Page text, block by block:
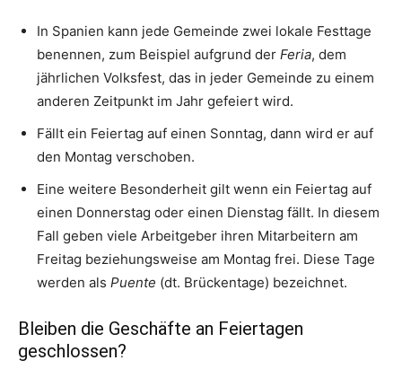
In Spanien kann jede Gemeinde zwei lokale Festtage
benennen, zum Beispiel aufgrund der Feria, dem
jährlichen Volksfest, das in jeder Gemeinde zu einem
anderen Zeitpunkt im Jahr gefeiert wird.
Fällt ein Feiertag auf einen Sonntag, dann wird er auf
den Montag verschoben.
Eine weitere Besonderheit gilt wenn ein Feiertag auf
einen Donnerstag oder einen Dienstag fällt. In diesem
Fall geben viele Arbeitgeber ihren Mitarbeitern am
Freitag beziehungsweise am Montag frei. Diese Tage
werden als Puente (dt. Brückentage) bezeichnet.
Bleiben die Geschäfte an Feiertagen
geschlossen?